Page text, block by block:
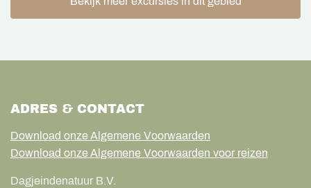
ADRES & CONTACT
Download onze Algemene Voorwaarden
Download onze Algemene Voorwaarden voor reizen
Dagjeindenatuur B.V.